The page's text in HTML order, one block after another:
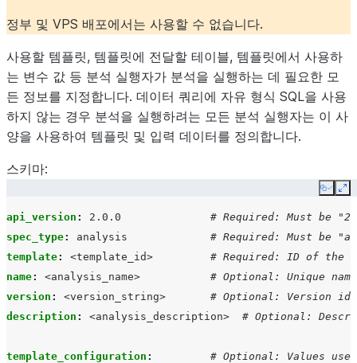
정부 및 VPS 배포에서는 사용할 수 없습니다.
사용할 템플릿, 템플릿에 전달할 테이블, 템플릿에서 사용하
는 변수 값 등 분석 실행자가 분석을 실행하는 데 필요한 모
든 정보를 지정합니다. 데이터 쿼리에 자유 형식 SQL을 사용
하지 않는 경우 분석을 실행하려는 모든 분석 실행자는 이 사
양을 사용하여 템플릿 및 입력 데이터를 정의합니다.
스키마:
Copy
api_version : 2.0.0
# Required: Must be
spec_type: analysis
# Required: Must be
template: <template_id>
# Required: ID of the
name: <analysis_name>
# Optional: Unique
version : <version_string>
# Optional: Version
description : <analysis_description> # Optional:
template_configuration :
# Optional: Values